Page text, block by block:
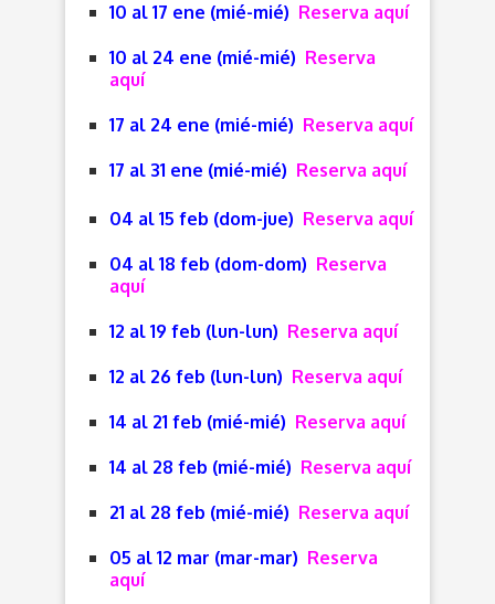
10 al 17 ene (mié-mié) Reserva aquí
10 al 24 ene (mié-mié) Reserva
aquí
17 al 24 ene (mié-mié) Reserva aquí
17 al 31 ene (mié-mié) Reserva aquí
04 al 15 feb (dom-jue) Reserva aquí
04 al 18 feb (dom-dom) Reserva
aquí
12 al 19 feb (lun-lun) Reserva aquí
12 al 26 feb (lun-lun) Reserva aquí
14 al 21 feb (mié-mié) Reserva aquí
14 al 28 feb (mié-mié) Reserva aquí
21 al 28 feb (mié-mié) Reserva aquí
05 al 12 mar (mar-mar) Reserva
aquí